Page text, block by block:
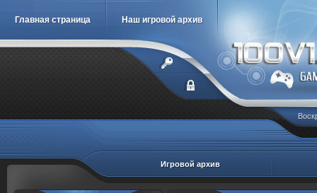
Главная страница Наш игровой архив
Игровой архив